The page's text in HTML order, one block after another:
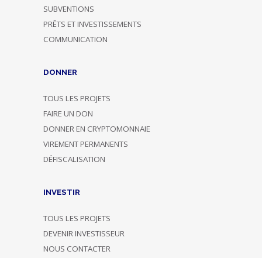
SUBVENTIONS
PRÊTS ET INVESTISSEMENTS
COMMUNICATION
DONNER
TOUS LES PROJETS
FAIRE UN DON
DONNER EN CRYPTOMONNAIE
VIREMENT PERMANENTS
DÉFISCALISATION
INVESTIR
TOUS LES PROJETS
DEVENIR INVESTISSEUR
NOUS CONTACTER